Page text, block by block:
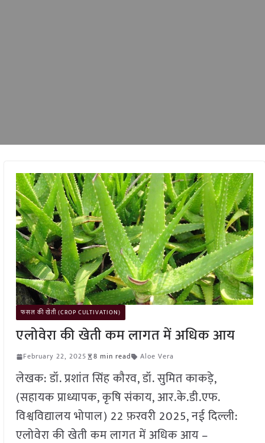
फसल की खेती (CROP CULTIVATION)
एलोवेरा की खेती कम लागत में अधिक आय
February 22, 2025 8 min read Aloe Vera
लेखक: डॉ. प्रशांत सिंह कौरव, डॉ. सुमित काकड़े,
(सहायक प्राध्यापक, कृषि संकाय, आर.के.डी.एफ.
विश्वविद्यालय भोपाल) 22 फ़रवरी 2025, नई दिल्ली:
एलोवेरा की खेती कम लागत में अधिक आय –